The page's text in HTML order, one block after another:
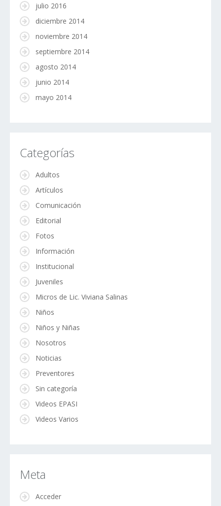
julio 2016
diciembre 2014
noviembre 2014
septiembre 2014
agosto 2014
junio 2014
mayo 2014
Categorías
Adultos
Artículos
Comunicación
Editorial
Fotos
Información
Institucional
Juveniles
Micros de Lic. Viviana Salinas
Niños
Niños y Niñas
Nosotros
Noticias
Preventores
Sin categoría
Videos EPASI
Videos Varios
Meta
Acceder